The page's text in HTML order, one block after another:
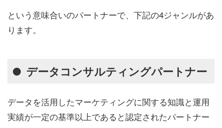
という意味合いのパートナーで、下記の4ジャンルがあ
ります。
データコンサルティングパートナー
データを活用したマーケティングに関する知識と運用
実績が一定の基準以上であると認定されたパートナー